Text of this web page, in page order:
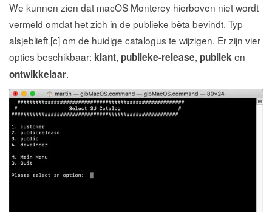
We kunnen zien dat macOS Monterey hierboven niet wordt
vermeld omdat het zich in de publieke bèta bevindt. Typ
alsjeblieft [c] om de huidige catalogus te wijzigen. Er zijn vier
opties beschikbaar: klant, publieke-release, publieken
ontwikkelaar.